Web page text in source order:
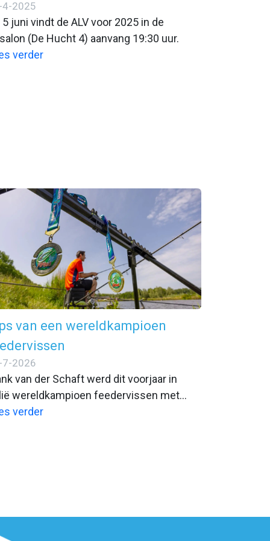
4-2025
5 juni vindt de ALV voor 2025 in de
(De Hucht 4) aanvang 19:30 uur.
verder
van een wereldkampioen
7-2026
van der Schaft werd dit voorjaar in
wereldkampioen feedervissen met
Holland. Individueel pakte hij ook nog
verder